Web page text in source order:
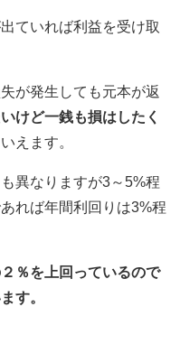
ていれば利益を受け取
が発生しても元本が返
けど一銭も損はしたく
えます。
異なりますが3～5%程
れば年間利回りは3%程
％を上回っているので
す。